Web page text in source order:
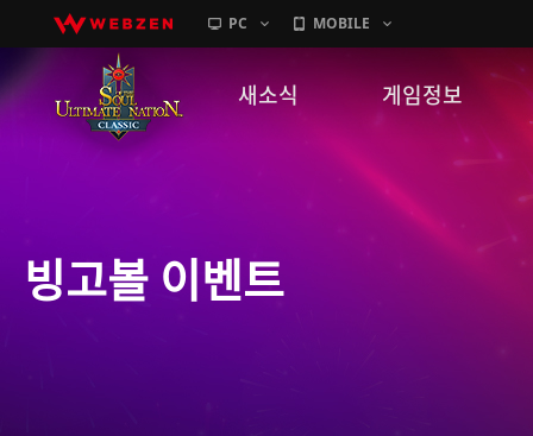
PC MOBILE
새소식
GM노트
게임정보
캐릭터소개
빙고볼 이벤트